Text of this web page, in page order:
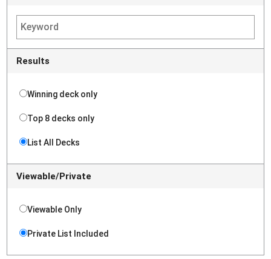
Results
Winning deck only
Top 8 decks only
List All Decks
Viewable/Private
Viewable Only
Private List Included